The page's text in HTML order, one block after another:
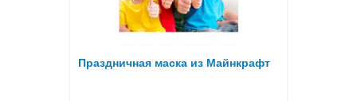
Праздничная маска из Майнкрафт